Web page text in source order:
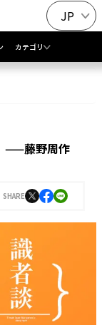
JP
カテゴリ
——藤野周作
SHARE